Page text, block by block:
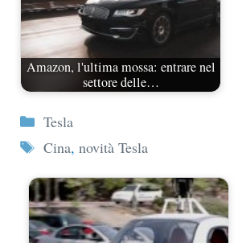
Amazon, l'ultima mossa: entrare nel
settore delle…
Categorie
Tesla
Tag
Cina, novità Tesla